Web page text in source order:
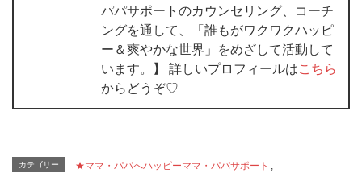
パパサポートのカウンセリング、コーチ
ングを通して、「誰もがワクワクハッピ
ー＆爽やかな世界」をめざして活動して
います。】 詳しいプロフィールはこちら
からどうぞ♡
カテゴリー ★ママ・パパへハッピーママ・パパサポート ,